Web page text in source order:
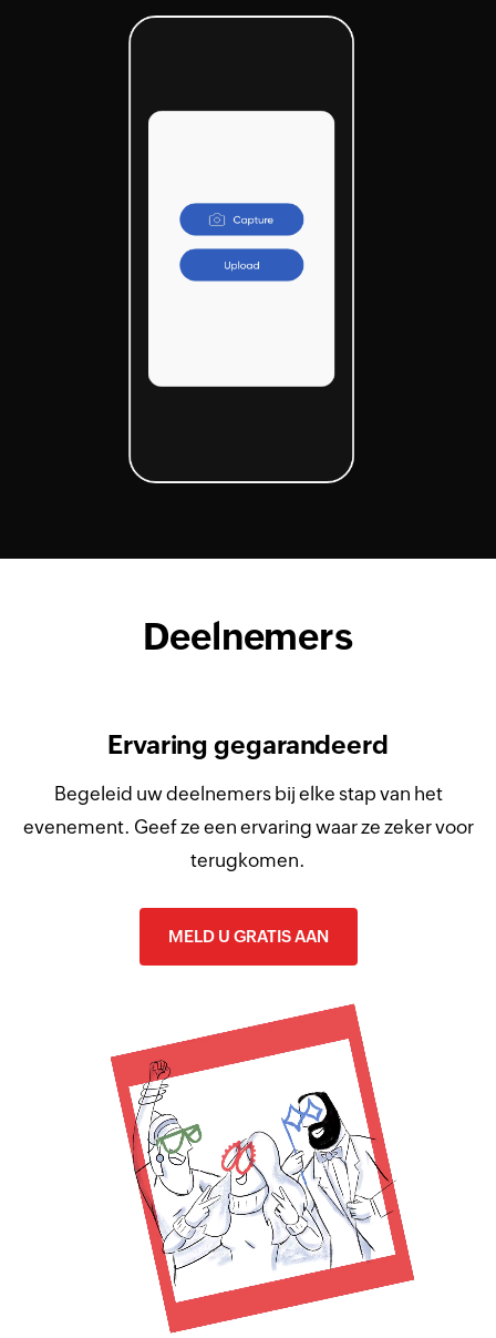
Deelnemers
Ervaring gegarandeerd
Begeleid uw deelnemers bij elke stap van het
evenement. Geef ze een ervaring waar ze zeker voor
terugkomen.
MELD U GRATIS AAN